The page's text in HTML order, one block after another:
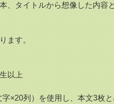
、タイトルから想像した内
ます。
以上
×20列）を使用し、本文3枚と